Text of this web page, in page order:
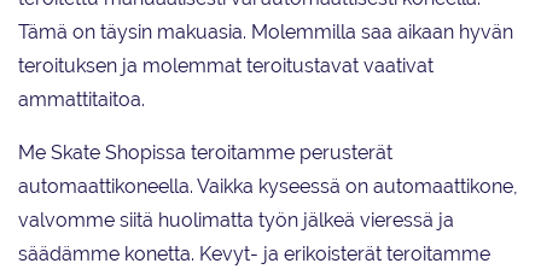
Tämä on täysin makuasia. Molemmilla saa aikaan hyvän
teroituksen ja molemmat teroitustavat vaativat
ammattitaitoa.
Me Skate Shopissa teroitamme perusterät
automaattikoneella. Vaikka kyseessä on automaattikone,
valvomme siitä huolimatta työn jälkeä vieressä ja
säädämme konetta. Kevyt- ja erikoisterät teroitamme